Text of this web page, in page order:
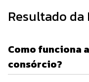
Resultado da
Como funciona
consórcio?